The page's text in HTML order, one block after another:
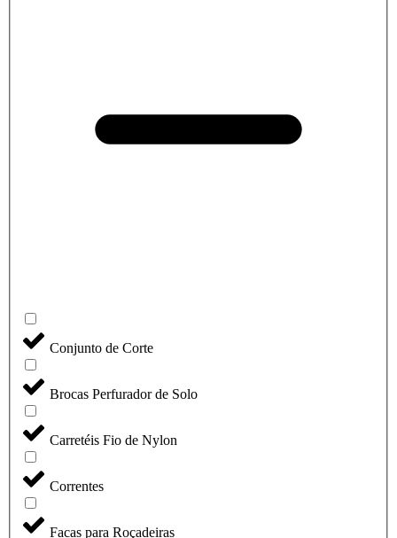
Conjunto de Corte
Brocas Perfurador de Solo
Carretéis Fio de Nylon
Correntes
Facas para Roçadeiras